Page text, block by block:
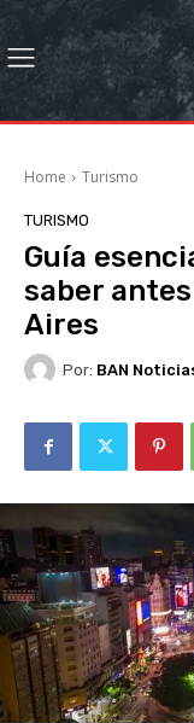
Home Turismo
TURISMO
Guía
saber
Aires
Por: BAN